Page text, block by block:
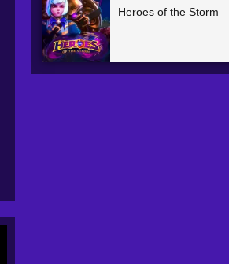
Heroes of the Storm